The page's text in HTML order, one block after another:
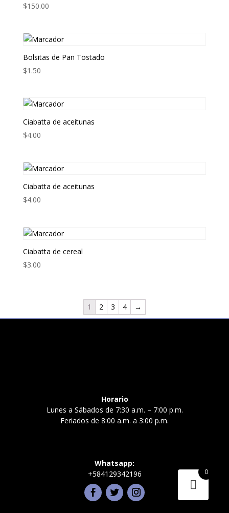
$150.00
Bolsitas de Pan Tostado
$1.50
Ciabatta de aceitunas
$4.00
Ciabatta de aceitunas
$4.00
Ciabatta de cereal
$3.00
1 2 3 4 →
Horario
Lunes a Sábados de 7:30 a.m. – 7:00 p.m.
Feriados de 8:00 a.m. a 3:00 p.m.
Whatsapp:
+584129342196
0